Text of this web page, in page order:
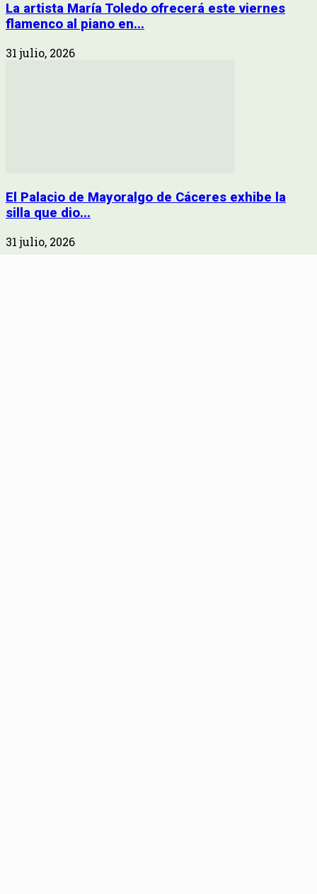
La artista María Toledo ofrecerá este viernes
flamenco al piano en...
31 julio, 2026
El Palacio de Mayoralgo de Cáceres exhibe la
silla que dio...
31 julio, 2026